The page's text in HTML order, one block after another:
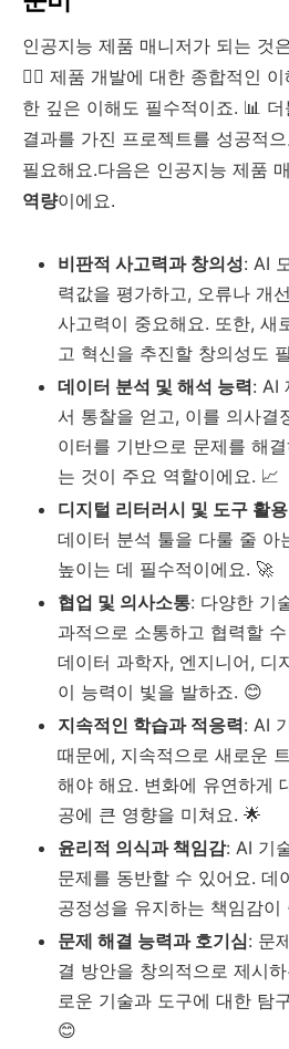
인공지능 제품 매니저가 되는 것
🧗‍♀️ 제품 개발에 대한 종합적인
한 깊은 이해도 필수적이죠. 📊
결과를 가진 프로젝트를 성공적
필요해요.다음은 인공지능 제품
역량이에요.
비판적 사고력과 창의성: AI
력값을 평가하고, 오류나 개
사고력이 중요해요. 또한, 새
고 혁신을 추진할 창의성도
데이터 분석 및 해석 능력: AI
서 통찰을 얻고, 이를 의사결
이터를 기반으로 문제를 해
는 것이 주요 역할이에요. 📈
디지털 리터러시 및 도구 활용
데이터 분석 툴을 다룰 줄 아
높이는 데 필수적이에요. 🚀
협업 및 의사소통: 다양한 기
과적으로 소통하고 협력할
데이터 과학자, 엔지니어, 디
이 능력이 빛을 발하죠. 😊
지속적인 학습과 적응력: AI
때문에, 지속적으로 새로운
해야 해요. 변화에 유연하게
공에 큰 영향을 미쳐요. 🌟
윤리적 의식과 책임감: AI 기
문제를 동반할 수 있어요. 데
공정성을 유지하는 책임감
문제 해결 능력과 호기심: 문
결 방안을 창의적으로 제시
로운 기술과 도구에 대한 탐
😊